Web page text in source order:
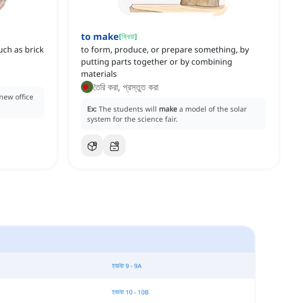
as brick
office
to make[ক্রিয়া]
to form, produce, or prepare something, by
putting parts together or by combining
materials
তৈরি করা, প্রস্তুত করা
Ex: The students will make a model of the solar
system for the science fair.
ইউনিট 9 - 9A
ইউনিট 10 - 10B